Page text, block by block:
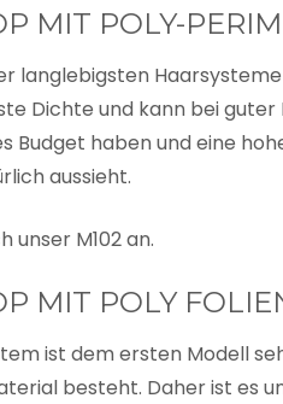
MIT POLY-
langlebigsten
Dichte und kann bei guter
Budget haben und eine
aussieht.
unser M102 an.
MIT POLY
ist dem ersten Modell
besteht. Daher ist es